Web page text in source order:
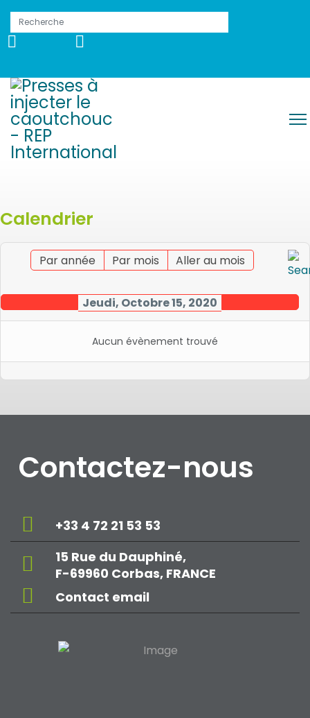
Calendrier
Par année Par mois Aller au mois
Jeudi, Octobre 15, 2020
Aucun évènement trouvé
Contactez-nous
+33 4 72 21 53 53
15 Rue du Dauphiné,
F-69960 Corbas, FRANCE
Contact email